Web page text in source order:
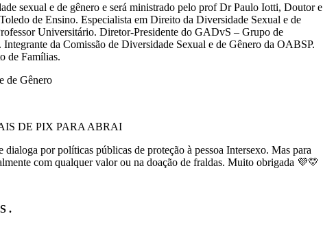
sexual e de gênero e será ministrado pelo prof Dr Paulo Iotti, Doutor e
de Ensino. Especialista em Direito da Diversidade Sexual e de
Universitário. Diretor-Presidente do GADvS – Grupo de
da Comissão de Diversidade Sexual e de Gênero da OABSP.
de Famílias.
de Gênero
DE PIX PARA ABRAI
por políticas públicas de proteção à pessoa Intersexo. Mas para
com qualquer valor ou na doação de fraldas. Muito obrigada 💜💛
.